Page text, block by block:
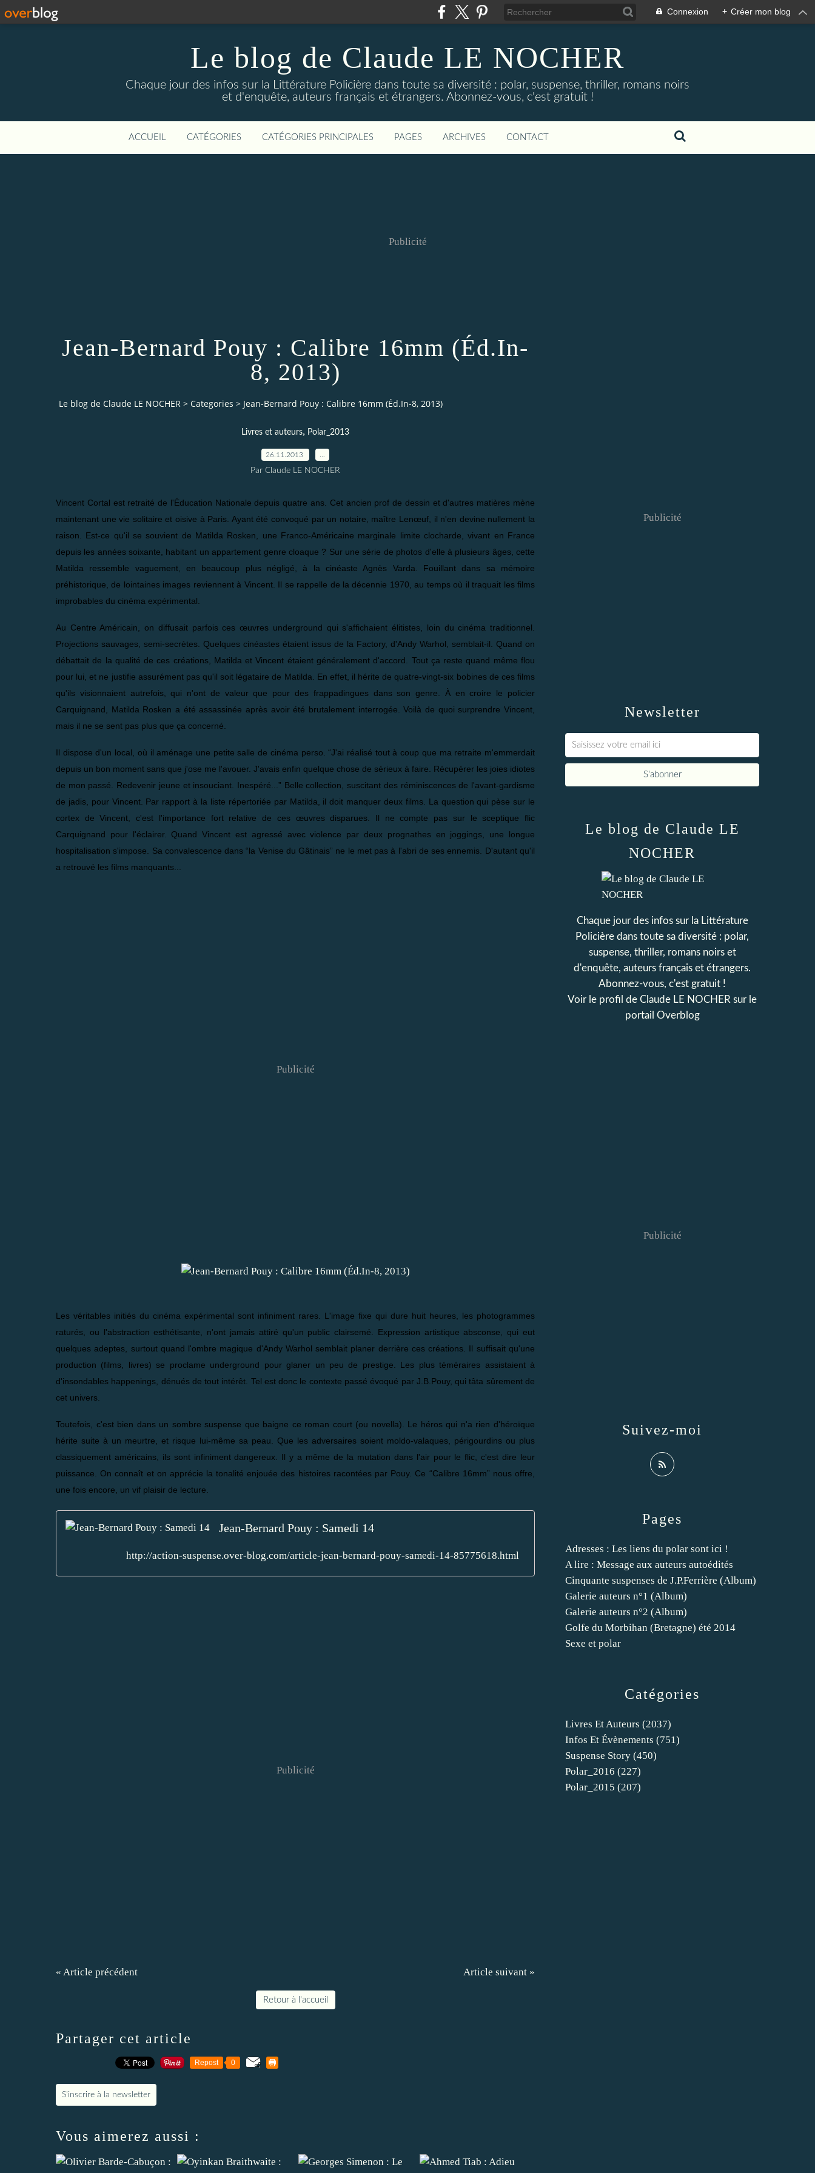
Connexion + Créer mon blog
Le blog de Claude LE NOCHER
Chaque jour des infos sur la Littérature Policière dans toute sa diversité : polar, suspense, thriller, romans noirs
et d'enquête, auteurs français et étrangers. Abonnez-vous, c'est gratuit !
ACCUEIL CATÉGORIES CATÉGORIES PRINCIPALES PAGES ARCHIVES CONTACT
Publicité
Jean-Bernard Pouy : Calibre 16mm (Éd.In-
8, 2013)
Le blog de Claude LE NOCHER > Categories > Jean-Bernard Pouy : Calibre 16mm (Éd.In-8, 2013)
Livres et auteurs, Polar_2013
26.11.2013
Par Claude LE NOCHER
Vincent Cortal est retraité de l'Éducation Nationale depuis quatre ans. Cet ancien prof de dessin et d'autres matières mène
maintenant une vie solitaire et oisive à Paris. Ayant été convoqué par un notaire, maître Lenœuf, il n'en devine nullement la
raison. Est-ce qu'il se souvient de Matilda Rosken, une Franco-Américaine marginale limite clocharde, vivant en France
depuis les années soixante, habitant un appartement genre cloaque ? Sur une série de photos d'elle à plusieurs âges, cette
Matilda ressemble vaguement, en beaucoup plus négligé, à la cinéaste Agnès Varda. Fouillant dans sa mémoire
préhistorique, de lointaines images reviennent à Vincent. Il se rappelle de la décennie 1970, au temps où il traquait les films
improbables du cinéma expérimental.
Au Centre Américain, on diffusait parfois ces œuvres underground qui s'affichaient élitistes, loin du cinéma traditionnel.
Projections sauvages, semi-secrètes. Quelques cinéastes étaient issus de la Factory, d'Andy Warhol, semblait-il. Quand on
débattait de la qualité de ces créations, Matilda et Vincent étaient généralement d'accord. Tout ça reste quand même flou
pour lui, et ne justifie assurément pas qu'il soit légataire de Matilda. En effet, il hérite de quatre-vingt-six bobines de ces films
qu'ils visionnaient autrefois, qui n'ont de valeur que pour des frappadingues dans son genre. À en croire le policier
Carquignand, Matilda Rosken a été assassinée après avoir été brutalement interrogée. Voilà de quoi surprendre Vincent,
mais il ne se sent pas plus que ça concerné.
Il dispose d'un local, où il aménage une petite salle de cinéma perso. “J'ai réalisé tout à coup que ma retraite m'emmerdait
depuis un bon moment sans que j'ose me l'avouer. J'avais enfin quelque chose de sérieux à faire. Récupérer les joies idiotes
de mon passé. Redevenir jeune et insouciant. Inespéré...” Belle collection, suscitant des réminiscences de l'avant-gardisme
de jadis, pour Vincent. Par rapport à la liste répertoriée par Matilda, il doit manquer deux films. La question qui pèse sur le
cortex de Vincent, c'est l'importance fort relative de ces œuvres disparues. Il ne compte pas sur le sceptique flic
Carquignand pour l'éclairer. Quand Vincent est agressé avec violence par deux prognathes en joggings, une longue
hospitalisation s'impose. Sa convalescence dans “la Venise du Gâtinais” ne le met pas à l'abri de ses ennemis. D'autant qu'il
a retrouvé les films manquants...
Publicité
Les véritables initiés du cinéma expérimental sont infiniment rares. L'image fixe qui dure huit heures, les photogrammes
raturés, ou l'abstraction esthétisante, n'ont jamais attiré qu'un public clairsemé. Expression artistique absconse, qui eut
quelques adeptes, surtout quand l'ombre magique d'Andy Warhol semblait planer derrière ces créations. Il suffisait qu'une
production (films, livres) se proclame underground pour glaner un peu de prestige. Les plus téméraires assistaient à
d'insondables happenings, dénués de tout intérêt. Tel est donc le contexte passé évoqué par J.B.Pouy, qui tâta sûrement de
cet univers.
Toutefois, c'est bien dans un sombre suspense que baigne ce roman court (ou novella). Le héros qui n'a rien d'héroïque
hérite suite à un meurtre, et risque lui-même sa peau. Que les adversaires soient moldo-valaques, périgourdins ou plus
classiquement américains, ils sont infiniment dangereux. Il y a même de la mutation dans l'air pour le flic, c'est dire leur
puissance. On connaît et on apprécie la tonalité enjouée des histoires racontées par Pouy. Ce “Calibre 16mm” nous offre,
une fois encore, un vif plaisir de lecture.
Jean-Bernard Pouy : Samedi 14
http://action-suspense.over-blog.com/article-jean-bernard-pouy-samedi-14-85775618.html
Publicité
« Article précédent Article suivant »
Retour à l'accueil
Partager cet article
Repost 0
S'inscrire à la newsletter
Vous aimerez aussi :
Newsletter
Publicité
Catégories
Livres Et Auteurs (2037)
Infos Et Évènements (751)
Suspense Story (450)
Polar_2016 (227)
Polar_2015 (207)
Pages
Adresses : Les liens du polar sont ici !
A lire : Message aux auteurs autoédités
Cinquante suspenses de J.P.Ferrière (Album)
Galerie auteurs n°1 (Album)
Galerie auteurs n°2 (Album)
Golfe du Morbihan (Bretagne) été 2014
Sexe et polar
Le blog de Claude LE
NOCHER
Chaque jour des infos sur la Littérature
Policière dans toute sa diversité : polar,
suspense, thriller, romans noirs et
d'enquête, auteurs français et étrangers.
Abonnez-vous, c'est gratuit !
Voir le profil de Claude LE NOCHER sur le
portail Overblog
Suivez-moi
Publicité